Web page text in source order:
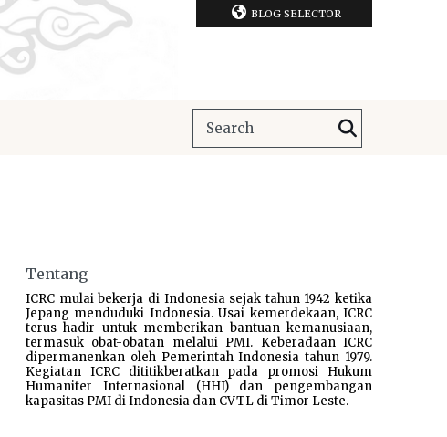
BLOG SELECTOR
Tentang
ICRC mulai bekerja di Indonesia sejak tahun 1942 ketika
Jepang menduduki Indonesia. Usai kemerdekaan, ICRC
terus hadir untuk memberikan bantuan kemanusiaan,
termasuk obat-obatan melalui PMI. Keberadaan ICRC
dipermanenkan oleh Pemerintah Indonesia tahun 1979.
Kegiatan ICRC dititikberatkan pada promosi Hukum
Humaniter Internasional (HHI) dan pengembangan
kapasitas PMI di Indonesia dan CVTL di Timor Leste.